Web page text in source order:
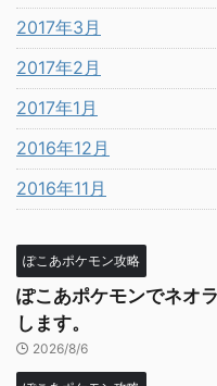
2017年3月
2017年2月
2017年1月
2016年12月
2016年11月
ぽこあポケモン攻略
ぽこあポケモンでネオ
します。
2026/8/6